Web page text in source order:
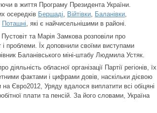
в життя Програму Президента України.
осередків Бершаді, Війтівки, Баланівки,
Поташні, які є найчисельнішими в районі.
Пустовіт та Марія Замкова розповіли про
і проблеми. Їх доповнили своїми виступами
Баланівського міні-штабу Людмила Устяк.
обласної організації Партії регіонів, їх
фактами і цифрами довів, наскільки дієвою
Євро2012, Уряду вдалося виплатити всі обіцяні
плати та пенсій. За його словами, Україна